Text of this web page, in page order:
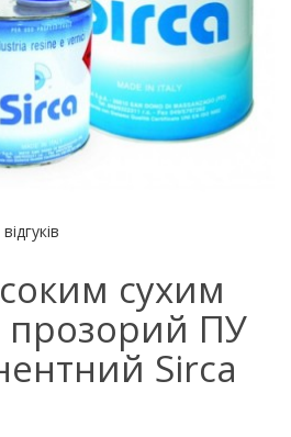
сухим
ПУ
Sirca